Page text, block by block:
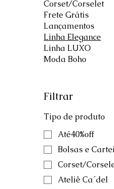
Corset/Corselet
Frete Grátis
Lançamentos
Linha Elegance
Linha LUXO
Moda Boho
Filtrar
Tipo de produto
Até40%off
Bolsas e
Corset/
Ateliê Ca´del